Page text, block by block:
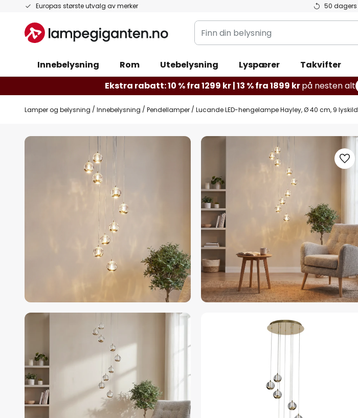
Europas største utvalg av merker 50
Hopp
innhold
Finn
din
Innebelysning Rom Utebelysning Lyspærer Takvifter
Ekstra rabatt: 10 % fra 1299 kr | 13 % fra 1899 krpå nesten alt
Lamper og belysning Innebelysning Pendellamper Lucande LED-hengelampe Hayley, Ø 40 cm, 9
Gå